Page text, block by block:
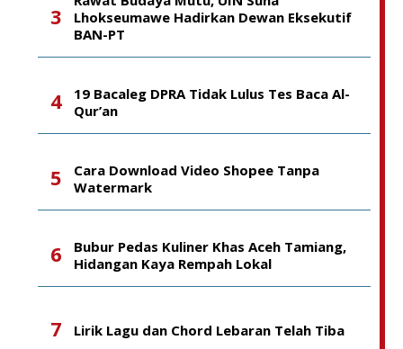
Lhokseumawe Hadirkan Dewan Eksekutif
BAN-PT
19 Bacaleg DPRA Tidak Lulus Tes Baca Al-
Qur’an
Cara Download Video Shopee Tanpa
Watermark
Bubur Pedas Kuliner Khas Aceh Tamiang,
Hidangan Kaya Rempah Lokal
Lirik Lagu dan Chord Lebaran Telah Tiba